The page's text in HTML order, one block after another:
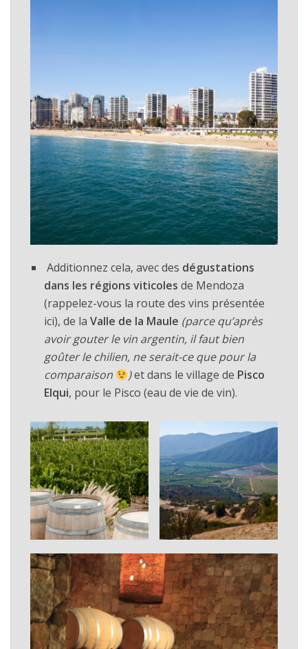
Additionnez cela, avec des dégustations
dans les régions viticoles de Mendoza
(rappelez-vous la route des vins présentée
ici), de la Valle de la Maule (parce qu’après
avoir gouter le vin argentin, il faut bien
goûter le chilien, ne serait-ce que pour la
comparaison
)et dans le village de Pisco
Elqui, pour le Pisco (eau de vie de vin).